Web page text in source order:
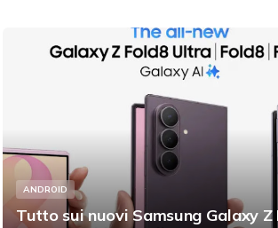
ANDROID
Tutto sui nuovi Samsung Galaxy Z